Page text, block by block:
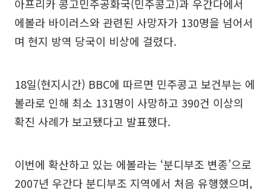
아프리카 콩고민주공화국(민주콩고)과 우간다에서
에볼라 바이러스와 관련된 사망자가 130명을 넘어서
며 현지 방역 당국이 비상에 걸렸다.
18일(현지시간) BBC에 따르면 민주콩고 보건부는 에
볼라로 인해 최소 131명이 사망하고 390건 이상의
확진 사례가 보고됐다고 발표했다.
이번에 확산하고 있는 에볼라는 ‘분디부조 변종’으로
2007년 우간다 분디부조 지역에서 처음 유행했으며,